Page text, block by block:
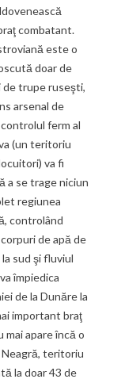
combatant.
este o
doar de
de trupe ruseşti,
arsenal de
ferm al
(un teritoriu
va fi
a se trage niciun
regiunea
controlând
de apă de
sud şi fluviul
împiedica
de la Dunăre la
important braţ
mai apare încă o
Neagră, teritoriu
la doar 43 de